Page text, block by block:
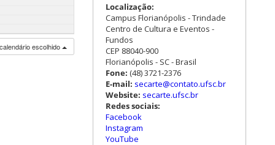
escolhido
Localização:
Campus Florianópolis - Trindade
Centro de Cultura e Eventos -
Fundos
CEP 88040-900
Florianópolis - SC - Brasil
Fone: (48) 3721-2376
E-mail: secarte@contato.ufsc.br
Website: secarte.ufsc.br
Redes sociais:
Facebook
Instagram
YouTube